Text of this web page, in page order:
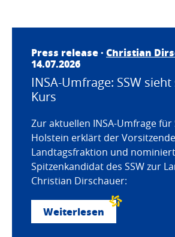
Press release · Christian
14.07.2026
INSA-Umfrage: SSW
Kurs
Zur aktuellen INSA-Umfrage für
Holstein erklärt der
Landtagsfraktion und
Spitzenkandidat des SSW zur
Christian Dirschauer:
Weiterlesen